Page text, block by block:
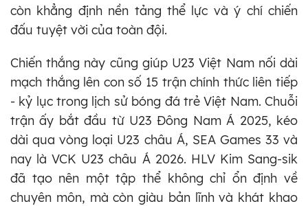
còn khẳng định nền tảng thể lực và ý chí chiến
đấu tuyệt vời của toàn đội.
Chiến thắng này cũng giúp U23 Việt Nam nối dài
mạch thắng lên con số 15 trận chính thức liên tiếp
- kỷ lục trong lịch sử bóng đá trẻ Việt Nam. Chuỗi
trận ấy bắt đầu từ U23 Đông Nam Á 2025, kéo
dài qua vòng loại U23 châu Á, SEA Games 33 và
nay là VCK U23 châu Á 2026. HLV Kim Sang-sik
đã tạo nên một tập thể không chỉ ổn định về
chuyên môn, mà còn giàu bản lĩnh và khát khao